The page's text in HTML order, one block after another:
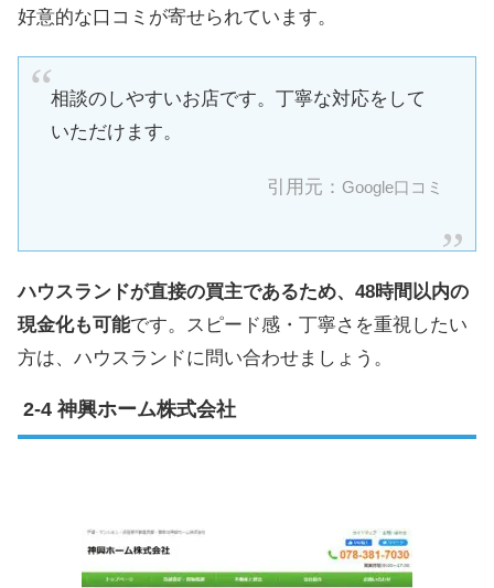
好意的な口コミが寄せられています。
相談のしやすいお店です。丁寧な対応をして
いただけます。
引用元： Google口コミ
ハウスランドが直接の買主であるため、48時間以内の
現金化も可能です。スピード感・丁寧さを重視したい
方は、ハウスランドに問い合わせましょう。
神興ホーム株式会社